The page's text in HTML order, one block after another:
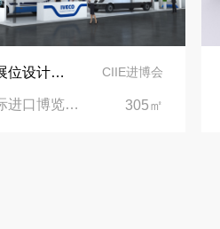
依维柯展位设计在第二届进博会上吸引万千瞩目 CIIE进博会
中国国际进口博览会CIIE|上海国家会展中心 305㎡